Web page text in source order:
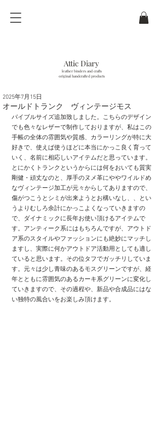
Attic Diary
leather binders and crafts
original handcrafted products
オールドトランク ヴィンテージモス
2025年7月15日
バイブルサイズ追加致しました。こちらのデザイン
でも色々なレザーで制作しておりますが、私はこの
手帳の全体の雰囲気や質感、カラーリングが特に大
好きで、使えば使うほどに本当にかっこ良く育って
いく、名前に相応しいアイテムだと思っています。
とにかくトランクというからには何をおいても質実
剛健・頑丈なのと、厚手のヌメ革にややワイルドめ
なヴィンテージ加工が元々からしてありますので、
傷がつこうとシミが出来ようとお構いなし、、とい
うよりむしろ余計にかっこよくなっていきますの
で、ダイナミックに長年お使い頂けるアイテムで
す。アンティーク系にはもちろんですが、アウトド
ア系のスタイルやファッションにも絶妙にマッチし
ますし、実際に何かアウトドア活動用としても適し
ていると思います。その位タフでガッチリしていま
す。元々は少し青味のあるモスグリーンですが、経
年とともに雰囲気のあるカーキ系グリーンに変化し
ていきますので、その過程や、新品や合成品にはな
い独特の風合いをお楽しみ頂けます。